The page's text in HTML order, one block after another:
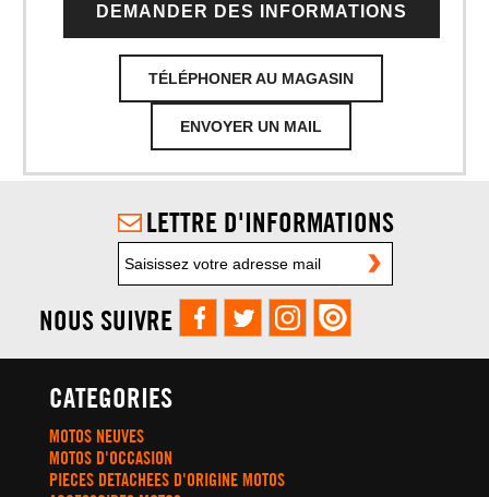
DEMANDER DES INFORMATIONS
TÉLÉPHONER AU MAGASIN
ENVOYER UN MAIL
LETTRE D'INFORMATIONS
NOUS SUIVRE
CATEGORIES
MOTOS NEUVES
MOTOS D'OCCASION
PIECES DETACHEES D'ORIGINE MOTOS